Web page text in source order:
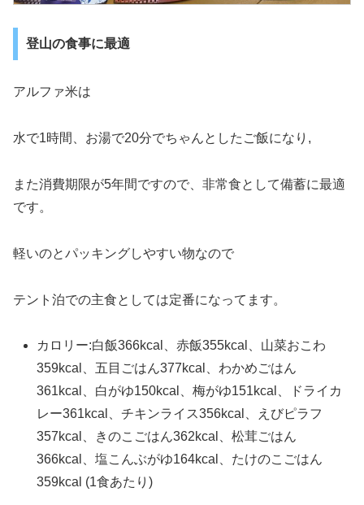
登山の食事に最適
アルファ米は
水で1時間、お湯で20分でちゃんとしたご飯になり,
また消費期限が5年間ですので、非常食として備蓄に最適
です。
軽いのとパッキングしやすい物なので
テント泊での主食としては定番になってます。
カロリー:白飯366kcal、赤飯355kcal、山菜おこわ
359kcal、五目ごはん377kcal、わかめごはん
361kcal、白がゆ150kcal、梅がゆ151kcal、ドライカ
レー361kcal、チキンライス356kcal、えびピラフ
357kcal、きのこごはん362kcal、松茸ごはん
366kcal、塩こんぶがゆ164kcal、たけのこごはん
359kcal (1食あたり)